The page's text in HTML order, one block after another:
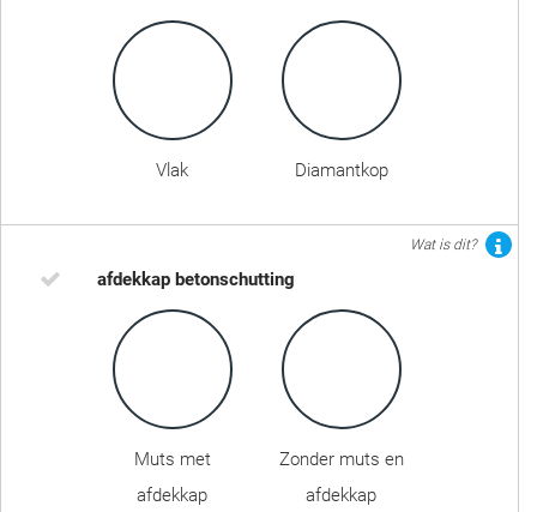
Vlak Diamantkop
Wat is dit?
afdekkap betonschutting
Muts met
afdekkap
Zonder muts en
afdekkap